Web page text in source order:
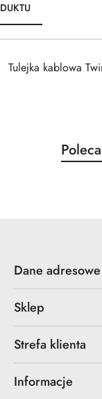
Tulejka kablowa
Pomiń
o
Dane adresowe
Sklep
Strefa klienta
Informacje